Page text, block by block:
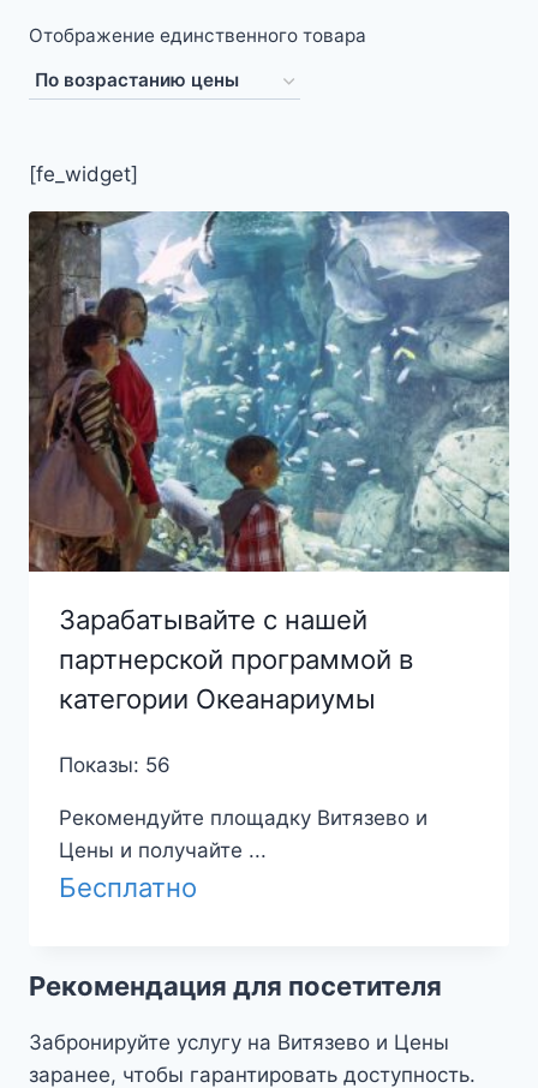
Отображение единственного товара
[fe_widget]
Зарабатывайте с нашей
партнерской программой в
категории Океанариумы
Показы: 56
Рекомендуйте площадку Витязево и
Цены и получайте ...
Бесплатно
Рекомендация для посетителя
Забронируйте услугу на Витязево и Цены
заранее, чтобы гарантировать доступность.